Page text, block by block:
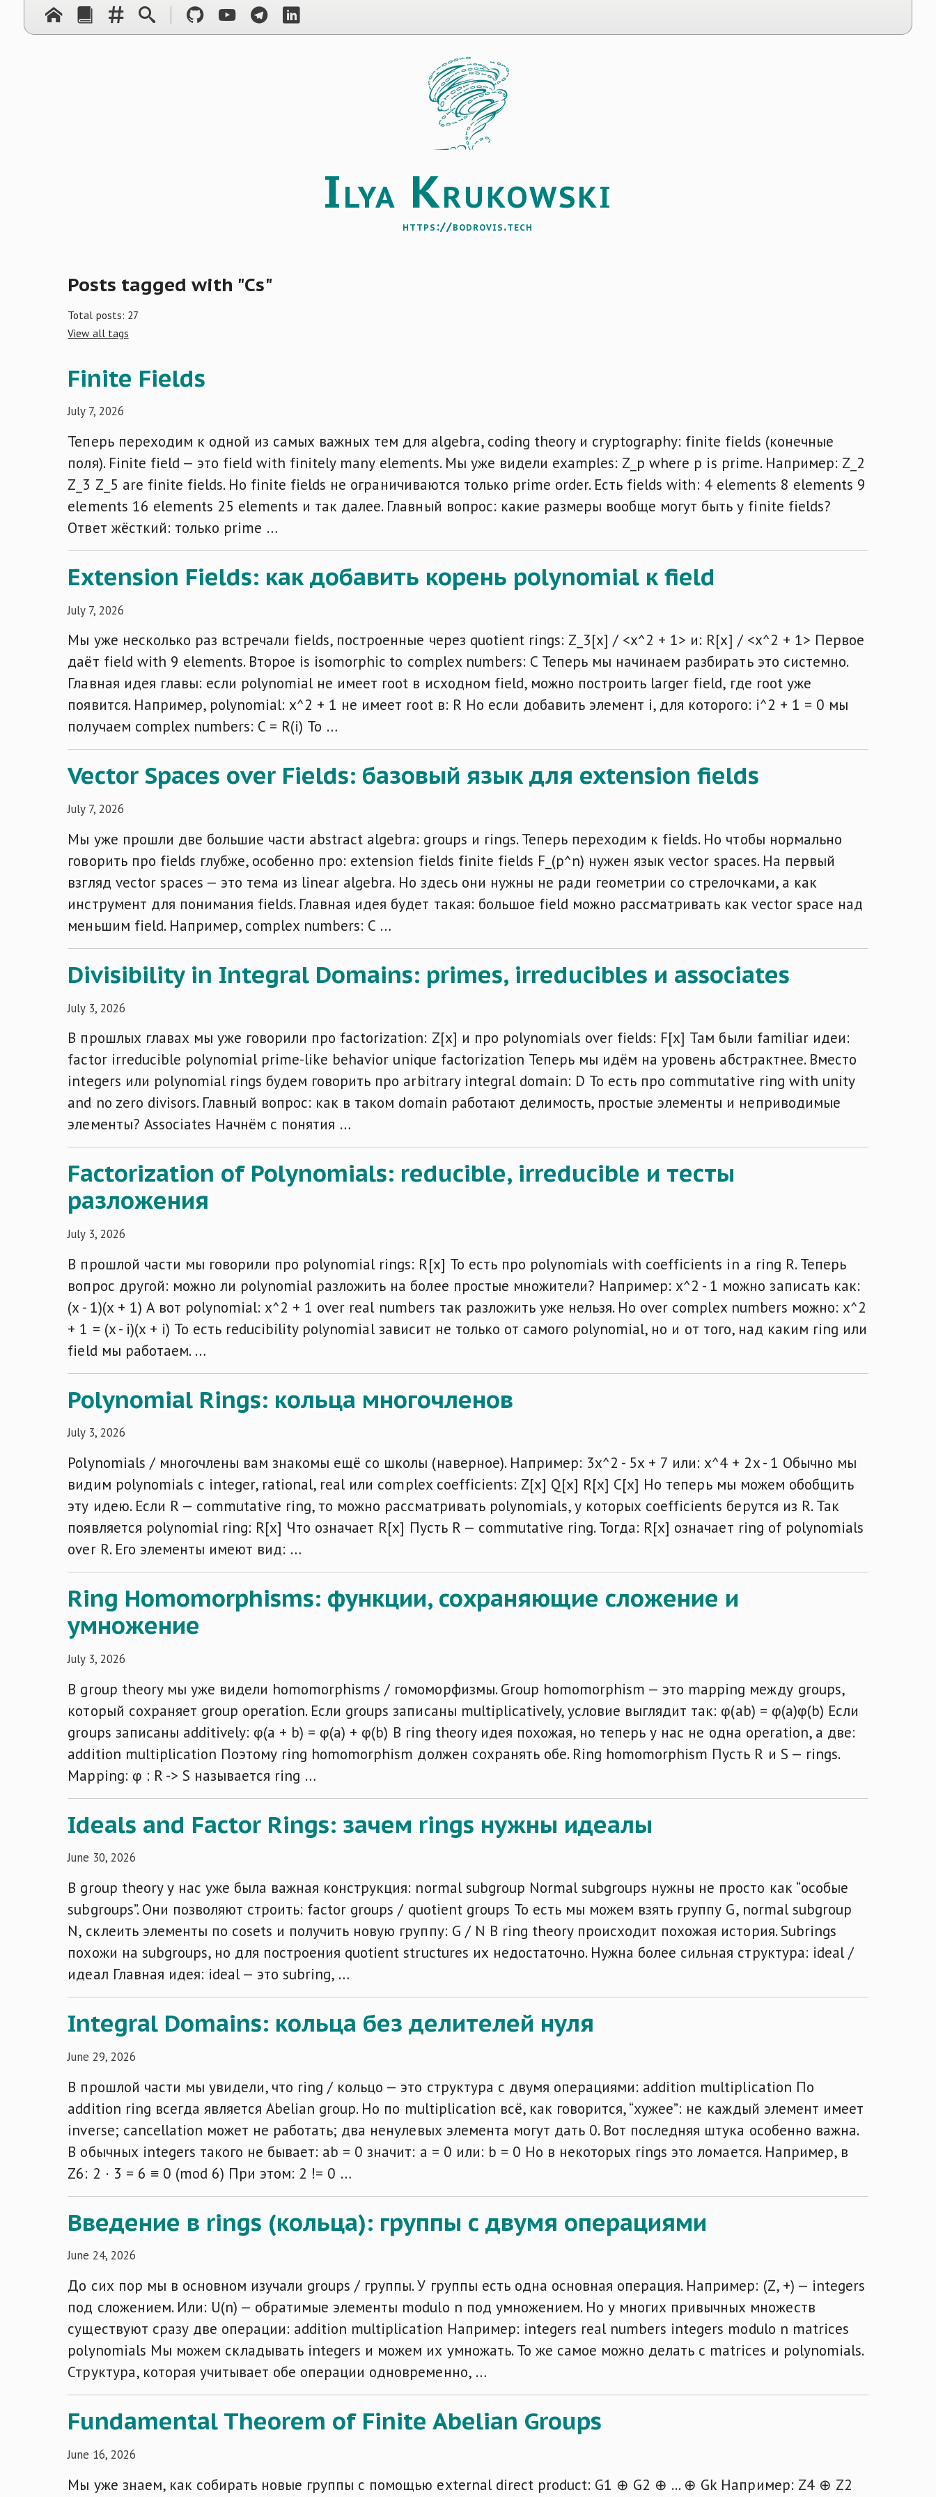
Ilya Krukowski
https://bodrovis.tech
Posts tagged with "Cs"
Total posts: 27
View all tags
Finite Fields
July 7, 2026
Теперь переходим к одной из самых важных тем для algebra, coding theory и cryptography: finite fields (конечные
поля). Finite field — это field with finitely many elements. Мы уже видели examples: Z_p where p is prime. Например: Z_2
Z_3 Z_5 are finite fields. Но finite fields не ограничиваются только prime order. Есть fields with: 4 elements 8 elements 9
elements 16 elements 25 elements и так далее. Главный вопрос: какие размеры вообще могут быть у finite fields?
Ответ жёсткий: только prime …
Extension Fields: как добавить корень polynomial к field
July 7, 2026
Мы уже несколько раз встречали fields, построенные через quotient rings: Z_3[x] / <x^2 + 1> и: R[x] / <x^2 + 1> Первое
даёт field with 9 elements. Второе is isomorphic to complex numbers: C Теперь мы начинаем разбирать это системно.
Главная идея главы: если polynomial не имеет root в исходном field, можно построить larger field, где root уже
появится. Например, polynomial: x^2 + 1 не имеет root в: R Но если добавить элемент i, для которого: i^2 + 1 = 0 мы
получаем complex numbers: C = R(i) То …
Vector Spaces over Fields: базовый язык для extension fields
July 7, 2026
Мы уже прошли две большие части abstract algebra: groups и rings. Теперь переходим к fields. Но чтобы нормально
говорить про fields глубже, особенно про: extension fields finite fields F_(p^n) нужен язык vector spaces. На первый
взгляд vector spaces — это тема из linear algebra. Но здесь они нужны не ради геометрии со стрелочками, а как
инструмент для понимания fields. Главная идея будет такая: большое field можно рассматривать как vector space над
меньшим field. Например, complex numbers: C …
Divisibility in Integral Domains: primes, irreducibles и associates
July 3, 2026
В прошлых главах мы уже говорили про factorization: Z[x] и про polynomials over fields: F[x] Там были familiar идеи:
factor irreducible polynomial prime-like behavior unique factorization Теперь мы идём на уровень абстрактнее. Вместо
integers или polynomial rings будем говорить про arbitrary integral domain: D То есть про commutative ring with unity
and no zero divisors. Главный вопрос: как в таком domain работают делимость, простые элементы и неприводимые
элементы? Associates Начнём с понятия …
Factorization of Polynomials: reducible, irreducible и тесты
разложения
July 3, 2026
В прошлой части мы говорили про polynomial rings: R[x] То есть про polynomials with coefficients in a ring R. Теперь
вопрос другой: можно ли polynomial разложить на более простые множители? Например: x^2 - 1 можно записать как:
(x - 1)(x + 1) А вот polynomial: x^2 + 1 over real numbers так разложить уже нельзя. Но over complex numbers можно: x^2
+ 1 = (x - i)(x + i) То есть reducibility polynomial зависит не только от самого polynomial, но и от того, над каким ring или
field мы работаем. …
Polynomial Rings: кольца многочленов
July 3, 2026
Polynomials / многочлены вам знакомы ещё со школы (наверное). Например: 3x^2 - 5x + 7 или: x^4 + 2x - 1 Обычно мы
видим polynomials с integer, rational, real или complex coefficients: Z[x] Q[x] R[x] C[x] Но теперь мы можем обобщить
эту идею. Если R — commutative ring, то можно рассматривать polynomials, у которых coefficients берутся из R. Так
появляется polynomial ring: R[x] Что означает R[x] Пусть R — commutative ring. Тогда: R[x] означает ring of polynomials
over R. Его элементы имеют вид: …
Ring Homomorphisms: функции, сохраняющие сложение и
умножение
July 3, 2026
В group theory мы уже видели homomorphisms / гомоморфизмы. Group homomorphism — это mapping между groups,
который сохраняет group operation. Если groups записаны multiplicatively, условие выглядит так: φ(ab) = φ(a)φ(b) Если
groups записаны additively: φ(a + b) = φ(a) + φ(b) В ring theory идея похожая, но теперь у нас не одна operation, а две:
addition multiplication Поэтому ring homomorphism должен сохранять обе. Ring homomorphism Пусть R и S — rings.
Mapping: φ : R -> S называется ring …
Ideals and Factor Rings: зачем rings нужны идеалы
June 30, 2026
В group theory у нас уже была важная конструкция: normal subgroup Normal subgroups нужны не просто как “особые
subgroups”. Они позволяют строить: factor groups / quotient groups То есть мы можем взять группу G, normal subgroup
N, склеить элементы по cosets и получить новую группу: G / N В ring theory происходит похожая история. Subrings
похожи на subgroups, но для построения quotient structures их недостаточно. Нужна более сильная структура: ideal /
идеал Главная идея: ideal — это subring, …
Integral Domains: кольца без делителей нуля
June 29, 2026
В прошлой части мы увидели, что ring / кольцо — это структура с двумя операциями: addition multiplication По
addition ring всегда является Abelian group. Но по multiplication всё, как говорится, “хужее”: не каждый элемент имеет
inverse; cancellation может не работать; два ненулевых элемента могут дать 0. Вот последняя штука особенно важна.
В обычных integers такого не бывает: ab = 0 значит: a = 0 или: b = 0 Но в некоторых rings это ломается. Например, в
Z6: 2 · 3 = 6 ≡ 0 (mod 6) При этом: 2 != 0 …
Введение в rings (кольца): группы с двумя операциями
June 24, 2026
До сих пор мы в основном изучали groups / группы. У группы есть одна основная операция. Например: (Z, +) — integers
под сложением. Или: U(n) — обратимые элементы modulo n под умножением. Но у многих привычных множеств
существуют сразу две операции: addition multiplication Например: integers real numbers integers modulo n matrices
polynomials Мы можем складывать integers и можем их умножать. То же самое можно делать с matrices и polynomials.
Структура, которая учитывает обе операции одновременно, …
Fundamental Theorem of Finite Abelian Groups
June 16, 2026
Мы уже знаем, как собирать новые группы с помощью external direct product: G1 ⊕ G2 ⊕ ... ⊕ Gk Например: Z4 ⊕ Z2